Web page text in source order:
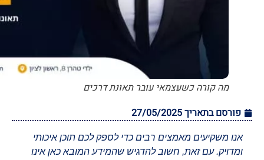
מה קורה כשעצמאי עובר תאונת דרכים
פורסם בתאריך27/05/2025
אנו משקיעים מאמצים רבים כדי לספק לכם תוכן איכותי
ומדויק. עם זאת, חשוב להדגיש שהמידע המובא כאן אינו